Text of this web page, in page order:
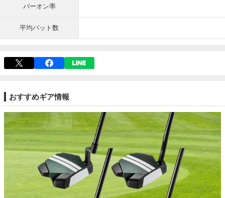
パーオン率
平均パット数
おすすめギア情報